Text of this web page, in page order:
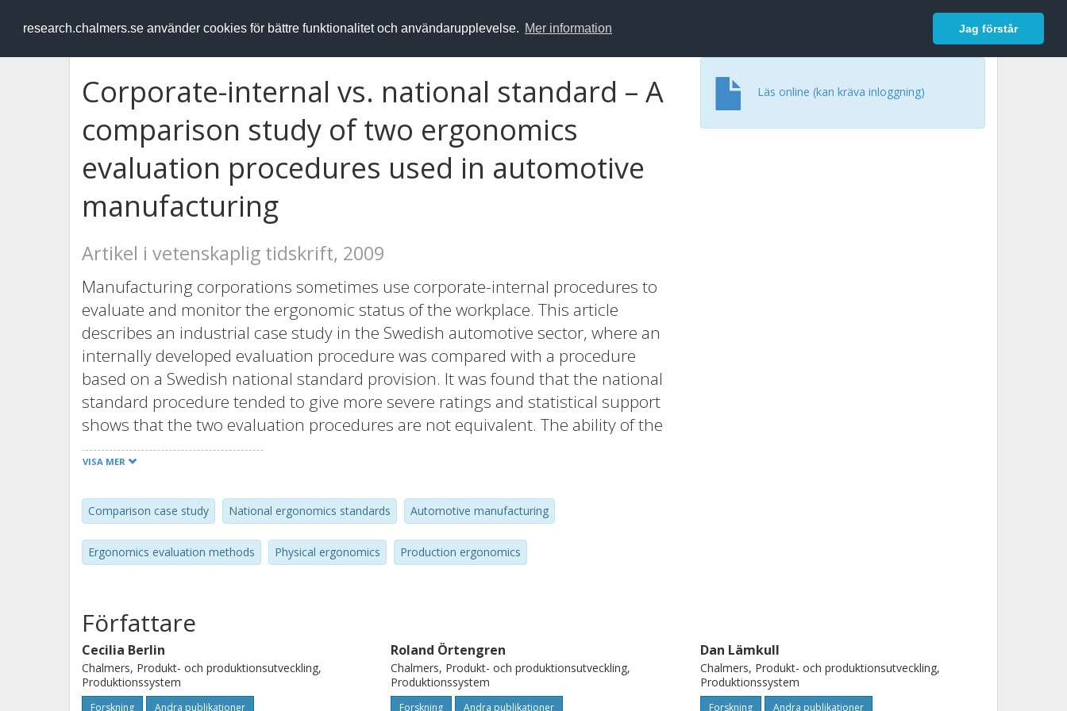
research.chalmers.se använder cookies för bättre funktionalitet och användarupplevelse. Mer information Jag förstår
RESEARCH.chalmers.se Logga in
Corporate-internal vs. national standard – A
comparison study of two ergonomics
evaluation procedures used in automotive
manufacturing
Artikel i vetenskaplig tidskrift, 2009
Manufacturing corporations sometimes use corporate-internal procedures to
evaluate and monitor the ergonomic status of the workplace. This article
describes an industrial case study in the Swedish automotive sector, where an
internally developed evaluation procedure was compared with a procedure
based on a Swedish national standard provision. It was found that the national
standard procedure tended to give more severe ratings and statistical support
shows that the two evaluation procedures are not equivalent. The ability of the
methods to identify body segments at risk was also compared. The quantitative
comparison was followed up with interviews, where the influence of
professional tasks and objectives became evident, as well as the fact that
evaluation criteria are quantified differently by the two procedures. The main
finding is that unforeseen differences in analysis procedure, criteria of
acceptability and levels of detail can cause use-related difficulties for different
VISA MER
Comparison case study National ergonomics standards Automotive manufacturing
Ergonomics evaluation methods Physical ergonomics Production ergonomics
Läs online (kan kräva inloggning)
Författare
Cecilia Berlin
Chalmers, Produkt- och produktionsutveckling,
Produktionssystem
Forskning Andra publikationer
Roland Örtengren
Chalmers, Produkt- och produktionsutveckling,
Produktionssystem
Forskning Andra publikationer
Dan Lämkull
Chalmers, Produkt- och produktionsutveckling,
Produktionssystem
Forskning Andra publikationer